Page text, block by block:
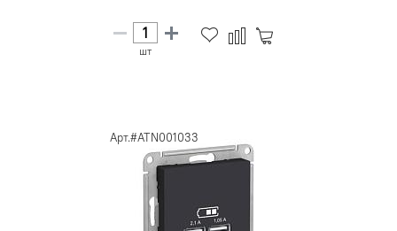
шт
Арт.#ATN001033